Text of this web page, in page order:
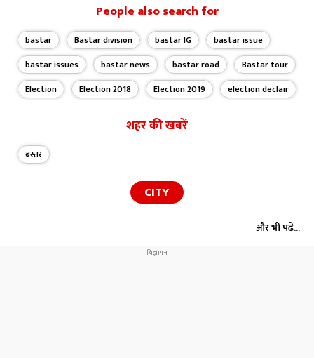
People also search for
bastar Bastar division bastar IG
bastar issue
bastar issues
bastar news bastar road
Bastar tour
Election
Election 2018 Election 2019 election declair
शहर की खबरें
बस्तर
CITY
और भी पढ़ें...